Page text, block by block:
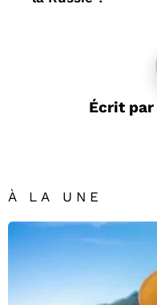
Écrit par
À LA UNE